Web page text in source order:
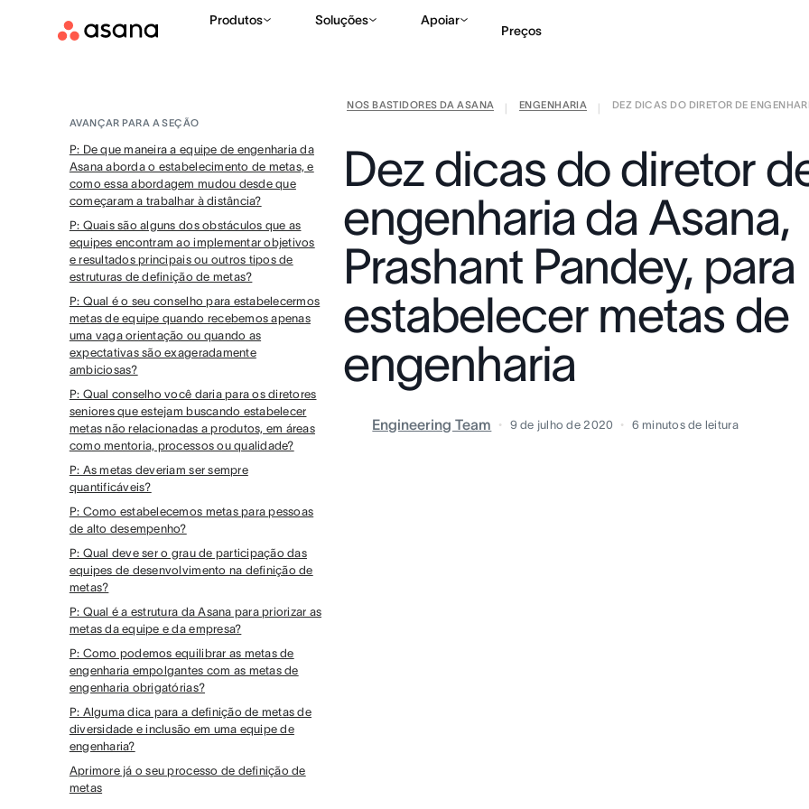
Produtos Soluções Apoiar
Preços
Falar com Vendas
NOS BASTIDORES DA ASANA ENGENHARIA
DEZ DICAS DO DIRETOR DE
AVANÇAR PARA A SEÇÃO
P: De que maneira a equipe de engenharia da
Asana aborda o estabelecimento de metas, e
como essa abordagem mudou desde que
começaram a trabalhar à distância?
P: Quais são alguns dos obstáculos que as
equipes encontram ao implementar objetivos
e resultados principais ou outros tipos de
estruturas de definição de metas?
P: Qual é o seu conselho para estabelecermos
metas de equipe quando recebemos apenas
uma vaga orientação ou quando as
expectativas são exageradamente
ambiciosas?
P: Qual conselho você daria para os diretores
seniores que estejam buscando estabelecer
metas não relacionadas a produtos, em áreas
como mentoria, processos ou qualidade?
P: As metas deveriam ser sempre
quantificáveis?
P: Como estabelecemos metas para pessoas
de alto desempenho?
P: Qual deve ser o grau de participação das
equipes de desenvolvimento na definição de
metas?
P: Qual é a estrutura da Asana para priorizar as
metas da equipe e da empresa?
P: Como podemos equilibrar as metas de
engenharia empolgantes com as metas de
engenharia obrigatórias?
P: Alguma dica para a definição de metas de
diversidade e inclusão em uma equipe de
engenharia?
Aprimore já o seu processo de definição de
metas
Dez dicas do diretor
engenharia da Asana,
Prashant Pandey, para
estabelecer metas de
engenharia
Engineering Team 9 de julho de 2020 6 minutos de leitura